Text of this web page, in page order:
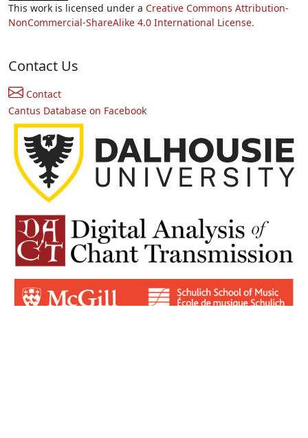
This work is licensed under a Creative Commons Attribution-
NonCommercial-ShareAlike 4.0 International License.
Contact Us
Contact
Cantus Database on Facebook